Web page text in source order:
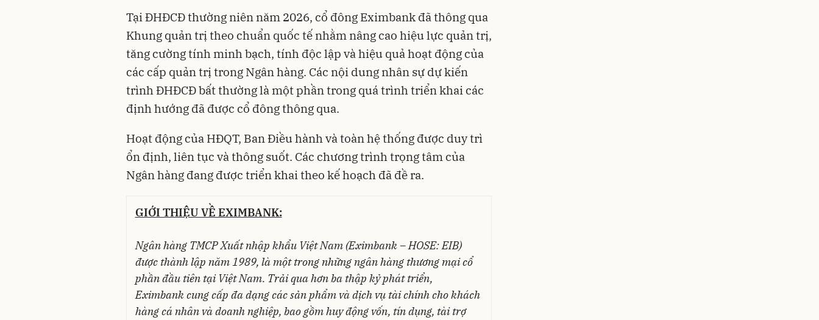
Tại ĐHĐCĐ thường niên năm 2026, cổ đông Eximbank đã thông qua
Khung quản trị theo chuẩn quốc tế nhằm nâng cao hiệu lực quản trị,
tăng cường tính minh bạch, tính độc lập và hiệu quả hoạt động của
các cấp quản trị trong Ngân hàng. Các nội dung nhân sự dự kiến
trình ĐHĐCĐ bất thường là một phần trong quá trình triển khai các
định hướng đã được cổ đông thông qua.
Hoạt động của HĐQT, Ban Điều hành và toàn hệ thống được duy trì
ổn định, liên tục và thông suốt. Các chương trình trọng tâm của
Ngân hàng đang được triển khai theo kế hoạch đã đề ra.
GIỚI THIỆU VỀ EXIMBANK:
Ngân hàng TMCP Xuất nhập khẩu Việt Nam (Eximbank – HOSE: EIB)
được thành lập năm 1989, là một trong những ngân hàng thương mại cổ
phần đầu tiên tại Việt Nam. Trải qua hơn ba thập kỷ phát triển,
Eximbank cung cấp đa dạng các sản phẩm và dịch vụ tài chính cho khách
hàng cá nhân và doanh nghiệp, bao gồm huy động vốn, tín dụng, tài trợ